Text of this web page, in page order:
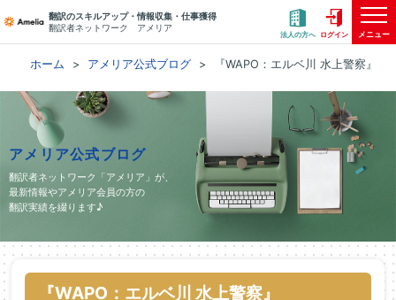
翻訳のスキルアップ・情報収集・仕事獲得
翻訳者ネットワーク アメリア
法人の方へ ログイン メニュー
ホーム アメリア公式ブログ 『WAPO：エルベ川 水上警察』
アメリア公式ブログ
翻訳者ネットワーク「アメリア」が、
最新情報やアメリア会員の方の
翻訳実績を綴ります♪
『WAPO：エルベ川 水上警察』